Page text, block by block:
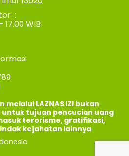
:
17.00 WIB
LAZNAS IZI bukan
tujuan pencucian uang
terorisme, gratifikasi,
kejahatan lainnya